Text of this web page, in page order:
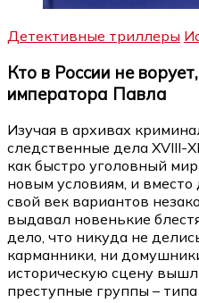
Детективные триллеры
Кто в России не
императора Павла
Изучая в архивах
следственные дела XVIII-
как быстро уголовный
новым условиям, и
свой век вариантов
выдавал новенькие
дело, что никуда не
карманники, ни
историческую сцену
преступные группы –